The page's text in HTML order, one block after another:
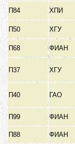
П84
ХПИ
П50
ХГУ
П68
ФИАН
П37 ХГУ
П40 ГАО
П99
ФИАН
П88
ФИАН